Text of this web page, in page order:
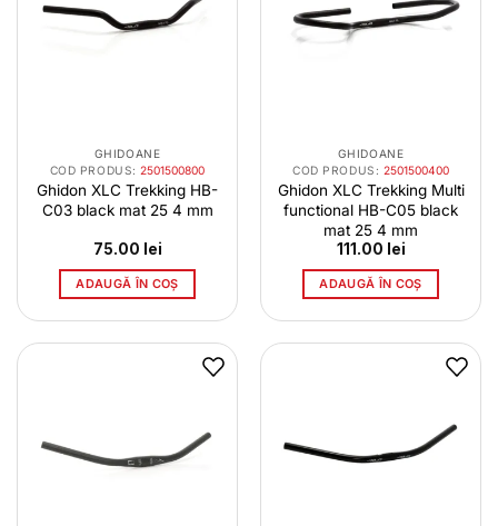
GHIDOANE
COD PRODUS:2501500800
Ghidon XLC Trekking HB-
C03 black mat 25 4 mm
75.00 lei
ADAUGĂ ÎN COȘ
GHIDOANE
COD PRODUS: 2501500400
Ghidon XLC Trekking Multi
functional HB-C05 black
mat 25 4 mm
111.00 lei
ADAUGĂ ÎN COȘ